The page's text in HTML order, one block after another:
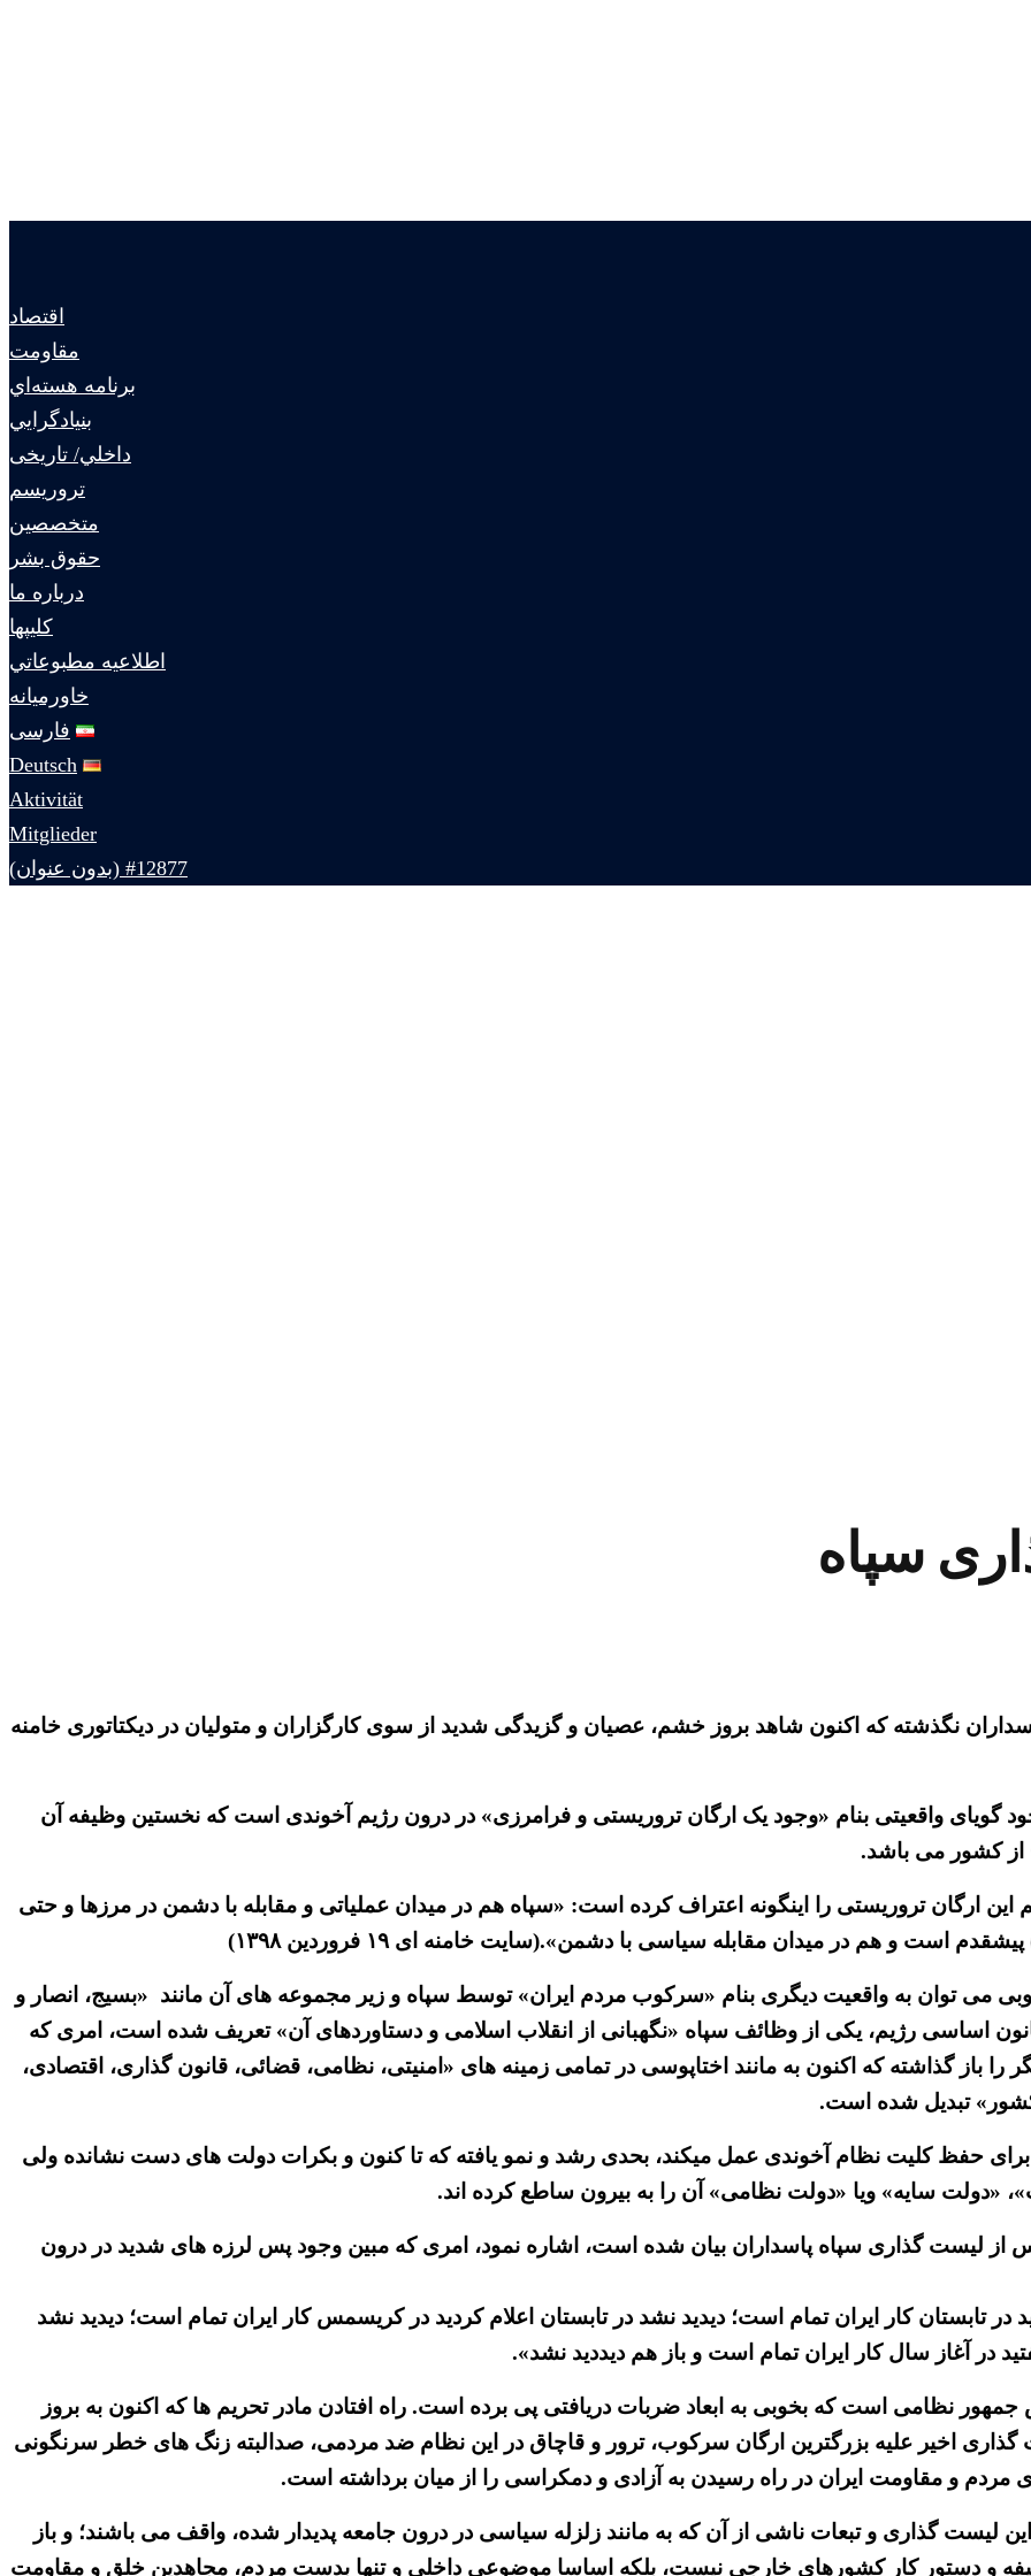
اقتصاد
مقاومت
برنامه هسته‌اي
بنيادگرايي
داخلي/ تاریخی
تروريسم
متخصصين
حقوق بشر
درباره ما
كليپها
اطلاعيه مطبوعاتي
خاورميانه
فارسی
Deutsch
Aktivität
Mitglieder
#12877 (بدون عنوان)
سپاه
نگذشته که اکنون شاهد بروز خشم، عصیان و گزیدگی شدید از سوی کارگزاران و متولیان در دیکتاتوری خامنه
گویای واقعیتی بنام «وجود یک ارگان تروریستی و فرامرزی» در درون رژیم آخوندی است که نخستین وظیفه آن
از کشور می باشد.
ارگان تروریستی را اینگونه اعتراف کرده است: «سپاه هم در میدان عملیاتی و مقابله با دشمن در مرزها و حتی
و هم در میدان مقابله سیاسی با دشمن».(سایت خامنه ای ۱۹ فروردین ۱۳۹۸)
می توان به واقعیت دیگری بنام «سرکوب مردم ایران» توسط سپاه و زیر مجموعه های آن مانند «بسیج، انصار و
شخصی ها» رسید، زیرا برای نمونه در اصل ۱۵۰ قانون اساسی رژیم، یکی از وظائف سپاه «نگهبانی از انقلاب اسلامی و دستاوردهای آن» تعریف شده است، امری که
باز گذاشته که اکنون به مانند اختاپوسی در تمامی زمینه های «امنیتی، نظامی، قضائی، قانون گذاری، اقتصادی،
کشور» تبدیل شده است.
برای حفظ کلیت نظام آخوندی عمل میکند، بحدی رشد و نمو یافته که تا کنون و بکرات دولت های دست نشانده ولی
«دولت سایه» ویا «دولت نظامی» آن را به بیرون ساطع کرده اند.
از لیست گذاری سپاه پاسداران بیان شده است، اشاره نمود، امری که مبین وجود پس لرزه های شدید در درون
تابستان کار ایران تمام است؛ دیدید نشد در تابستان اعلام کردید در کریسمس کار ایران تمام است؛ دیدید نشد
نظامی است که بخوبی به ابعاد ضربات دریافتی پی برده است. راه افتادن مادر تحریم ها که اکنون به بروز
گذاری اخیر علیه بزرگترین ارگان سرکوب، ترور و قاچاق در این نظام ضد مردمی، صدالبته زنگ های خطر سرنگونی
مردم و مقاومت ایران در راه رسیدن به آزادی و دمکراسی را از میان برداشته است.
لیست گذاری و تبعات ناشی از آن که به مانند زلزله سیاسی در درون جامعه پدیدار شده، واقف می باشند؛ و باز
و دستور کار کشورهای خارجی نیست، بلکه اساسا موضوعی داخلی و تنها بدست مردم، مجاهدین خلق و مقاومت